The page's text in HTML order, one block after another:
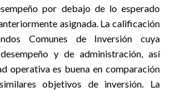
por debajo de lo esperado
asignada. La calificación
Comunes de Inversión cuya
y de administración, así
operativa es buena en comparación
objetivos de inversión. La